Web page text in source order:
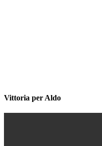
Vittoria per Aldo